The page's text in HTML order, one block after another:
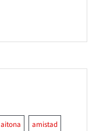
aitona amistad